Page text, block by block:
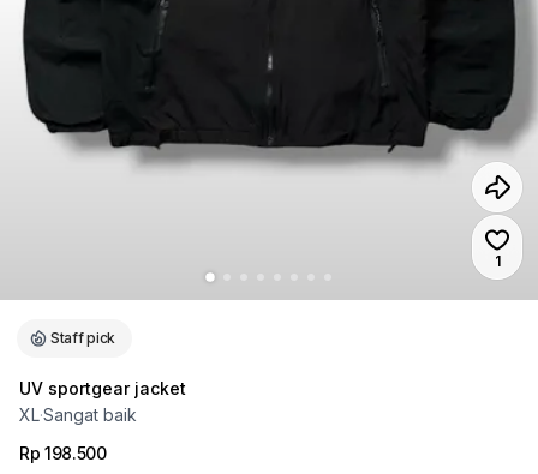
1
Staff pick
UV sportgear jacket
XL·Sangat baik
Rp 198.500